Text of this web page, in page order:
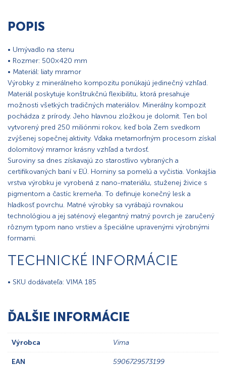
POPIS
• Umývadlo na stenu
• Rozmer: 500×420 mm
• Materiál: liaty mramor
Výrobky z minerálneho kompozitu ponúkajú jedinečný vzhľad.
Materiál poskytuje konštrukčnú flexibilitu, ktorá presahuje
možnosti všetkých tradičných materiálov. Minerálny kompozit
pochádza z prírody. Jeho hlavnou zložkou je dolomit. Ten bol
vytvorený pred 250 miliónmi rokov, keď bola Zem svedkom
zvýšenej sopečnej aktivity. Vďaka metamorfným procesom získal
dolomitový mramor krásny vzhľad a tvrdosť.
Suroviny sa dnes získavajú zo starostlivo vybraných a
certifikovaných baní v EÚ. Horniny sa pomelú a vyčistia. Vonkajšia
vrstva výrobku je vyrobená z nano-materiálu, stuženej živice s
pigmentom a častíc kremeňa. To definuje konečný lesk a
hladkosť povrchu. Matné výrobky sa vyrábajú rovnakou
technológiou a jej saténový elegantný matný povrch je zaručený
rôznym typom nano vrstiev a špeciálne upravenými výrobnými
formami.
TECHNICKÉ INFORMÁCIE
• SKU dodávateľa: VIMA 185
ĎALŠIE INFORMÁCIE
Výrobca Vima
EAN 5906729573199